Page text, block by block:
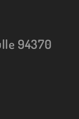
94370